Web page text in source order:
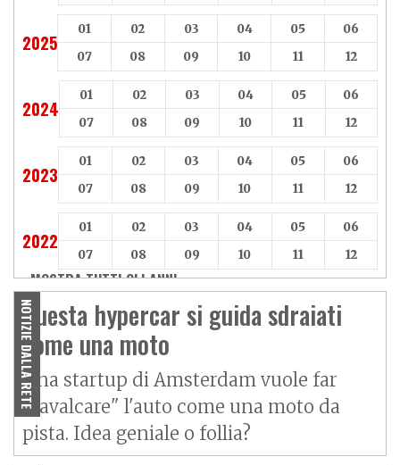
2025
01 02 03 04 05
06
07
08 09 10 11 12
2024
01 02 03 04 05
06
07
08 09 10 11 12
2023
01 02 03 04 05
06
07
08 09 10 11 12
2022
01 02 03 04 05
06
07
08 09 10 11 12
MOSTRA TUTTI GLI ANNI »
NOTIZIE DALLA RETE
Questa hypercar si guida sdraiati
come una moto
Una startup di Amsterdam vuole far
"cavalcare" l'auto come una moto da
pista. Idea geniale o follia?